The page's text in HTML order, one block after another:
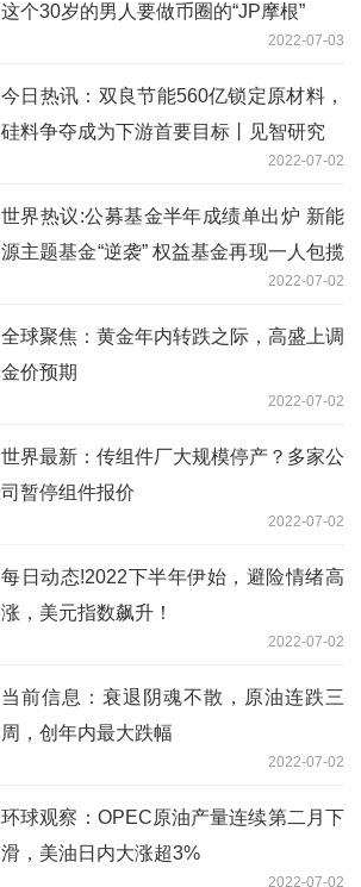
这个30岁的男人要做币圈的“JP摩根”
2022-07-03
今日热讯：双良节能560亿锁定原材料，
硅料争夺成为下游首要目标丨见智研究
2022-07-02
世界热议:公募基金半年成绩单出炉 新能
源主题基金“逆袭” 权益基金再现一人包揽
2022-07-02
全球聚焦：黄金年内转跌之际，高盛上调
金价预期
2022-07-02
世界最新：传组件厂大规模停产？多家公
司暂停组件报价
2022-07-02
每日动态!2022下半年伊始，避险情绪高
涨，美元指数飙升！
2022-07-02
当前信息：衰退阴魂不散，原油连跌三
周，创年内最大跌幅
2022-07-02
环球观察：OPEC原油产量连续第二月下
滑，美油日内大涨超3%
2022-07-02